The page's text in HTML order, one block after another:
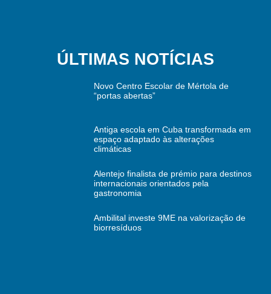
ÚLTIMAS NOTÍCIAS
Novo Centro Escolar de Mértola de
“portas abertas”
Antiga escola em Cuba transformada em
espaço adaptado às alterações
climáticas
Alentejo finalista de prémio para destinos
internacionais orientados pela
gastronomia
Ambilital investe 9ME na valorização de
biorresíduos